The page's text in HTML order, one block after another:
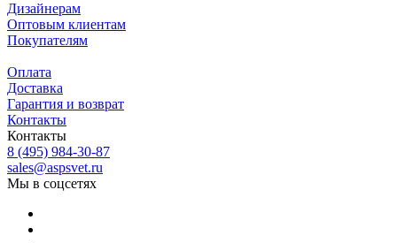
Дизайнерам
Оптовым клиентам
Покупателям
Оплата
Доставка
Гарантия и возврат
Контакты
Контакты
8 (495) 984-30-87
sales@aspsvet.ru
Мы в соцсетях